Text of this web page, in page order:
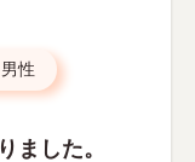
男性
ました。